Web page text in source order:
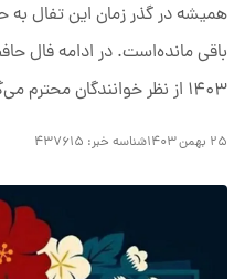
همیشه در گذر زمان این تفال به
۱۴۰۳ از نظر خوانندگان محترم می‌گذرد.
۲۵ بهمن ۱۴۰۳ شناسه خبر: ۴۳۷۶۱۵